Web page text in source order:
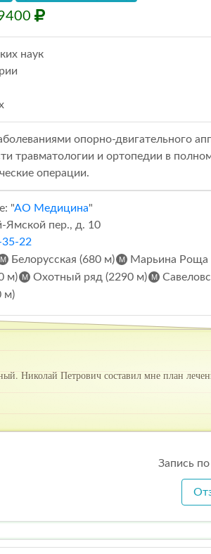
наук
опорно-двигательного
травматологии и ортопедии в
операции.
"АО Медицина"
Ямской пер., д. 10
35-22
Белорусская (680 м) Марьина Роща
м)
Охотный ряд (2290 м)
м)
Николай Петрович составил мне план
Запись